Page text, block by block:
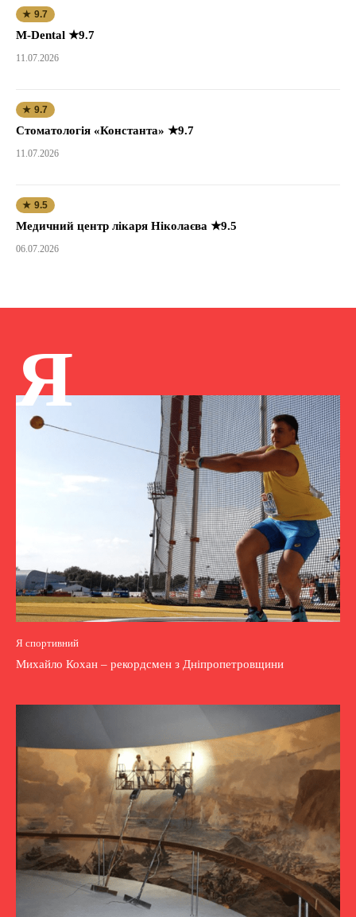
★ 9.7
M-Dental ★9.7
11.07.2026
★ 9.7
Стоматологія «Константа» ★9.7
11.07.2026
★ 9.5
Медичний центр лікаря Ніколаєва ★9.5
06.07.2026
Я
Я спортивний
Михайло Кохан – рекордсмен з Дніпропетровщини